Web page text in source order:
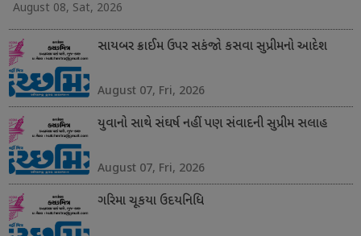
August 08, Sat, 2026
સાયબર ક્રાઈમ ઉપર સકંજો કસવા સુપ્રીમનો આદેશ
August 07, Fri, 2026
યુવાનો સાથે સંઘર્ષ નહીં પણ સંવાદની સુપ્રીમ સલાહ
August 07, Fri, 2026
ગરિમા ચૂકયા ઉદયનિધિ